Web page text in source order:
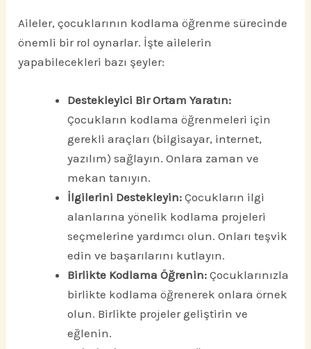
Aileler, çocuklarının kodlama öğrenme sürecinde
önemli bir rol oynarlar. İşte ailelerin
yapabilecekleri bazı şeyler:
Destekleyici Bir Ortam Yaratın:
Çocukların kodlama öğrenmeleri için
gerekli araçları (bilgisayar, internet,
yazılım) sağlayın. Onlara zaman ve
mekan tanıyın.
İlgilerini Destekleyin: Çocukların ilgi
alanlarına yönelik kodlama projeleri
seçmelerine yardımcı olun. Onları teşvik
edin ve başarılarını kutlayın.
Birlikte Kodlama Öğrenin: Çocuklarınızla
birlikte kodlama öğrenerek onlara örnek
olun. Birlikte projeler geliştirin ve
eğlenin.